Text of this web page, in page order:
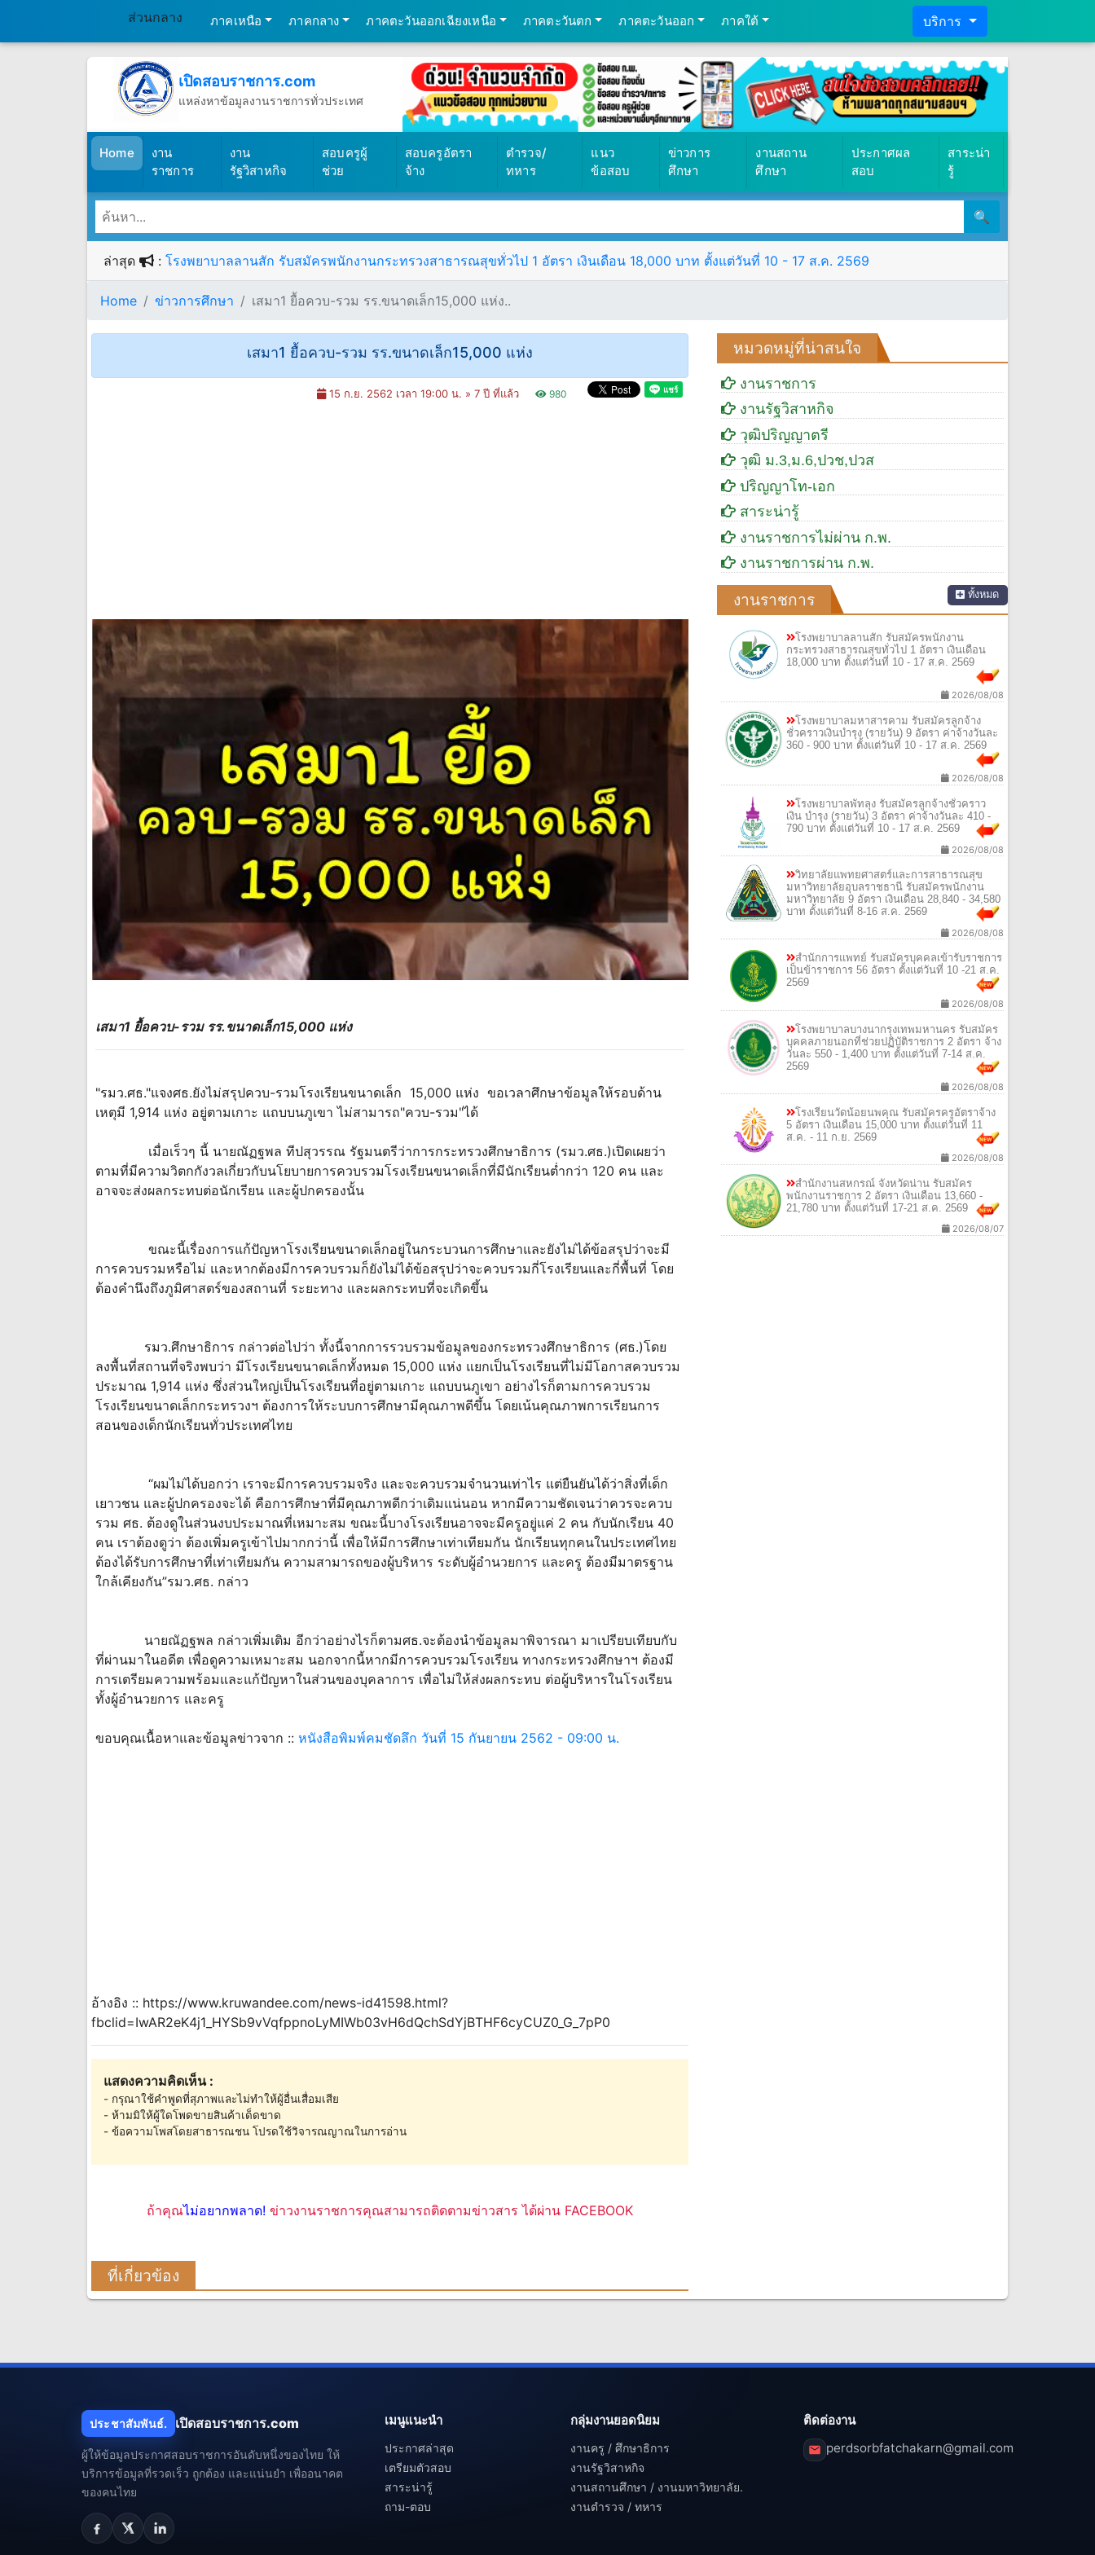
ส่วนกลาง ภาคเหนือ ภาคกลาง ภาคตะวันออกเฉียงเหนือ ภาคตะวันตก ภาคตะวันออก ภาคใต้ บริการ
เปิดสอบราชการ.com
แหล่งหาข้อมูลงานราชการทั่วประเทศ
Home(เปิดสอบราชการ)
งาน
ราชการ
งาน
รัฐวิสาหกิจ
สอบครูผู้
ช่วย
สอบครูอัตรา
จ้าง
ตำรวจ/
ทหาร
แนว
ข้อสอบ
ข่าวการ
ศึกษา
งานสถาน
ศึกษา
ประกาศผล
สอบ
สาระน่า
รู้
🔍
ล่าสุด : โรงพยาบาลลานสัก รับสมัครพนักงานกระทรวงสาธารณสุขทั่วไป 1 อัตรา เงินเดือน 18,000 บาท ตั้งแต่วันที่ 10 - 17 ส.ค. 2569
Home ข่าวการศึกษา เสมา1 ยื้อควบ-รวม รร.ขนาดเล็ก15,000 แห่ง..
เสมา1 ยื้อควบ-รวม รร.ขนาดเล็ก15,000 แห่ง
15 ก.ย. 2562 เวลา 19:00 น. »7 ปี ที่แล้ว 980
เสมา1 ยื้อควบ-รวม รร.ขนาดเล็ก15,000 แห่ง
"รมว.ศธ."แจงศธ.ยังไม่สรุปควบ-รวมโรงเรียนขนาดเล็ก 15,000 แห่ง ขอเวลาศึกษาข้อมูลให้รอบด้าน
เหตุมี 1,914 แห่ง อยู่ตามเกาะ แถบบนภูเขา ไม่สามารถ"ควบ-รวม"ได้
เมื่อเร็วๆ นี้ นายณัฏฐพล ทีปสุวรรณ รัฐมนตรีว่าการกระทรวงศึกษาธิการ (รมว.ศธ.)เปิดเผยว่า
ตามที่มีความวิตกกังวลเกี่ยวกับนโยบายการควบรวมโรงเรียนขนาดเล็กที่มีนักเรียนต่ำกว่า 120 คน และ
อาจจะส่งผลกระทบต่อนักเรียน และผู้ปกครองนั้น
ขณะนี้เรื่องการแก้ปัญหาโรงเรียนขนาดเล็กอยู่ในกระบวนการศึกษาและยังไม่ได้ข้อสรุปว่าจะมี
การควบรวมหรือไม่ และหากต้องมีการควบรวมก็ยังไม่ได้ข้อสรุปว่าจะควบรวมกี่โรงเรียนและกี่พื้นที่ โดย
ต้องคำนึงถึงภูมิศาสตร์ของสถานที่ ระยะทาง และผลกระทบที่จะเกิดขึ้น
รมว.ศึกษาธิการ กล่าวต่อไปว่า ทั้งนี้จากการรวบรวมข้อมูลของกระทรวงศึกษาธิการ (ศธ.)โดย
ลงพื้นที่สถานที่จริงพบว่า มีโรงเรียนขนาดเล็กทั้งหมด 15,000 แห่ง แยกเป็นโรงเรียนที่ไม่มีโอกาสควบรวม
ประมาณ 1,914 แห่ง ซึ่งส่วนใหญ่เป็นโรงเรียนที่อยู่ตามเกาะ แถบบนภูเขา อย่างไรก็ตามการควบรวม
โรงเรียนขนาดเล็กกระทรวงฯ ต้องการให้ระบบการศึกษามีคุณภาพดีขึ้น โดยเน้นคุณภาพการเรียนการ
สอนของเด็กนักเรียนทั่วประเทศไทย
“ผมไม่ได้บอกว่า เราจะมีการควบรวมจริง และจะควบรวมจำนวนเท่าไร แต่ยืนยันได้ว่าสิ่งที่เด็ก
เยาวชน และผู้ปกครองจะได้ คือการศึกษาที่มีคุณภาพดีกว่าเดิมแน่นอน หากมีความชัดเจนว่าควรจะควบ
รวม ศธ. ต้องดูในส่วนงบประมาณที่เหมาะสม ขณะนี้บางโรงเรียนอาจจะมีครูอยู่แค่ 2 คน กับนักเรียน 40
คน เราต้องดูว่า ต้องเพิ่มครูเข้าไปมากกว่านี้ เพื่อให้มีการศึกษาเท่าเทียมกัน นักเรียนทุกคนในประเทศไทย
ต้องได้รับการศึกษาที่เท่าเทียมกัน ความสามารถของผู้บริหาร ระดับผู้อำนวยการ และครู ต้องมีมาตรฐาน
ใกล้เคียงกัน”รมว.ศธ. กล่าว
นายณัฏฐพล กล่าวเพิ่มเติม อีกว่าอย่างไรก็ตามศธ.จะต้องนำข้อมูลมาพิจารณา มาเปรียบเทียบกับ
ที่ผ่านมาในอดีต เพื่อดูความเหมาะสม นอกจากนี้หากมีการควบรวมโรงเรียน ทางกระทรวงศึกษาฯ ต้องมี
การเตรียมความพร้อมและแก้ปัญหาในส่วนของบุคลาการ เพื่อไม่ให้ส่งผลกระทบ ต่อผู้บริหารในโรงเรียน
ทั้งผู้อำนวยการ และครู
ขอบคุณเนื้อหาและข้อมูลข่าวจาก :: หนังสือพิมพ์คมชัดลึก วันที่ 15 กันยายน 2562 - 09:00 น.
อ้างอิง :: https://www.kruwandee.com/news-id41598.html?
fbclid=IwAR2eK4j1_HYSb9vVqfppnoLyMIWb03vH6dQchSdYjBTHF6cyCUZ0_G_7pP0
แสดงความคิดเห็น :
- กรุณาใช้คำพูดที่สุภาพและไม่ทำให้ผู้อื่นเสื่อมเสีย
- ห้ามมิให้ผู้ใดโพดขายสินค้าเด็ดขาด
- ข้อความโพสโดยสาธารณชน โปรดใช้วิจารณญาณในการอ่าน
ถ้าคุณไม่อยากพลาด! ข่าวงานราชการคุณสามารถติดตามข่าวสาร ได้ผ่าน FACEBOOK
ที่เกี่ยวข้อง
หมวดหมู่ที่น่าสนใจ
งานราชการ
งานรัฐวิสาหกิจ
วุฒิปริญญาตรี
วุฒิ ม.3,ม.6,ปวช,ปวส
ปริญญาโท-เอก
สาระน่ารู้
งานราชการไม่ผ่าน ก.พ.
งานราชการผ่าน ก.พ.
งานราชการ ทั้งหมด
โรงพยาบาลลานสัก รับสมัครพนักงาน
กระทรวงสาธารณสุขทั่วไป 1 อัตรา เงินเดือน
18,000 บาท ตั้งแต่วันที่ 10 - 17 ส.ค. 2569
2026/08/08
โรงพยาบาลมหาสารคาม รับสมัครลูกจ้าง
ชั่วคราวเงินบำรุง (รายวัน) 9 อัตรา ค่าจ้างวันละ
360 - 900 บาท ตั้งแต่วันที่ 10 - 17 ส.ค. 2569
2026/08/08
โรงพยาบาลพัทลุง รับสมัครลูกจ้างชั่วคราว
เงิน บำรุง (รายวัน) 3 อัตรา ค่าจ้างวันละ 410 -
790 บาท ตั้งแต่วันที่ 10 - 17 ส.ค. 2569
2026/08/08
วิทยาลัยแพทยศาสตร์และการสาธารณสุข
มหาวิทยาลัยอุบลราชธานี รับสมัครพนักงาน
มหาวิทยาลัย 9 อัตรา เงินเดือน 28,840 - 34,580
บาท ตั้งแต่วันที่ 8-16 ส.ค. 2569
2026/08/08
สำนักการแพทย์ รับสมัครบุคคลเข้ารับราชการ
เป็นข้าราชการ 56 อัตรา ตั้งแต่วันที่ 10 -21 ส.ค.
2569
2026/08/08
โรงพยาบาลบางนากรุงเทพมหานคร รับสมัคร
บุคคลภายนอกที่ช่วยปฏิบัติราชการ 2 อัตรา จ้าง
วันละ 550 - 1,400 บาท ตั้งแต่วันที่ 7-14 ส.ค.
2569
2026/08/08
โรงเรียนวัดน้อยนพคุณ รับสมัครครูอัตราจ้าง
5 อัตรา เงินเดือน 15,000 บาท ตั้งแต่วันที่ 11
ส.ค. - 11 ก.ย. 2569
2026/08/08
สำนักงานสหกรณ์ จังหวัดน่าน รับสมัคร
พนักงานราชการ 2 อัตรา เงินเดือน 13,660 -
21,780 บาท ตั้งแต่วันที่ 17-21 ส.ค. 2569
2026/08/07
ประชาสัมพันธ์. เปิดสอบราชการ.com
ผู้ให้ข้อมูลประกาศสอบราชการอันดับหนึ่งของไทย ให้
บริการข้อมูลที่รวดเร็ว ถูกต้อง และแน่นยำ เพื่ออนาคต
ของคนไทย
เมนูแนะนำ
ประกาศล่าสุด
เตรียมตัวสอบ
สาระน่ารู้
ถาม-ตอบ
กลุ่มงานยอดนิยม
งานครู / ศึกษาธิการ
งานรัฐวิสาหกิจ
งานสถานศึกษา / งานมหาวิทยาลัย.
งานตำรวจ / ทหาร
ติดต่องาน
perdsorbfatchakarn@gmail.com